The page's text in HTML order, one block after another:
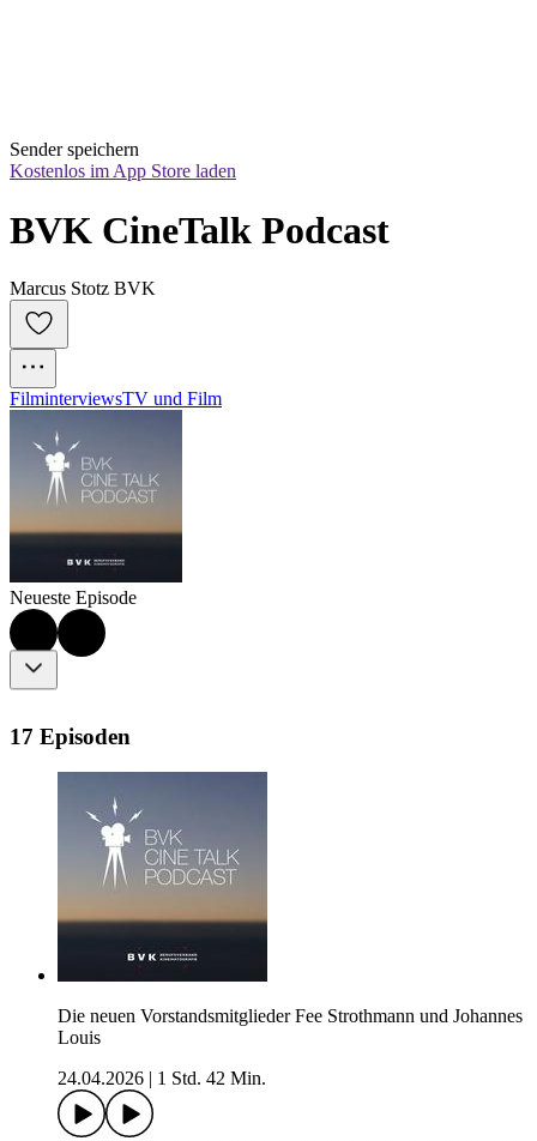
Sender speichern
Kostenlos im App Store laden
BVK CineTalk Podcast
Marcus Stotz BVK
FilminterviewsTV und Film
Neueste Episode
17 Episoden
Die neuen Vorstandsmitglieder Fee Strothmann und Johannes
Louis
24.04.2026
1 Std. 42 Min.